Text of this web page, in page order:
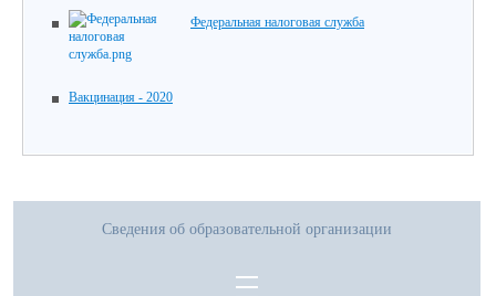
Федеральная налоговая служба
Вакцинация - 2020
Сведения об образовательной организации